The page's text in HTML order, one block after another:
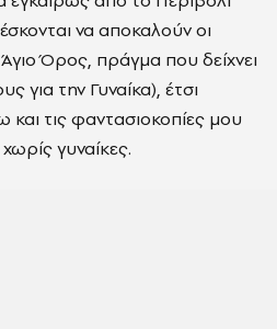
να αποκαλούν οι
Όρος, πράγµα που δείχνει
για την Γυναίκα), έτσι
και τις φαντασιοκοπίες µου
γυναίκες.